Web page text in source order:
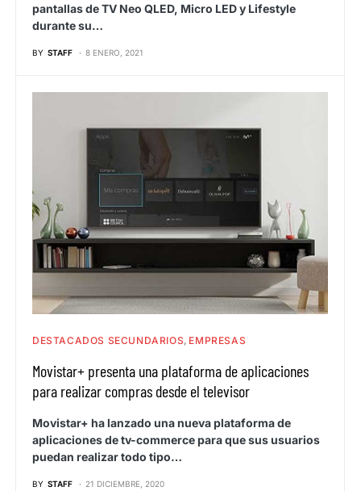
pantallas de TV Neo QLED, Micro LED y Lifestyle
durante su…
BY STAFF 8 ENERO, 2021
DESTACADOS SECUNDARIOS EMPRESAS
Movistar+ presenta una plataforma de aplicaciones
para realizar compras desde el televisor
Movistar+ ha lanzado una nueva plataforma de
aplicaciones de tv-commerce para que sus usuarios
puedan realizar todo tipo…
BY STAFF 21 DICIEMBRE, 2020